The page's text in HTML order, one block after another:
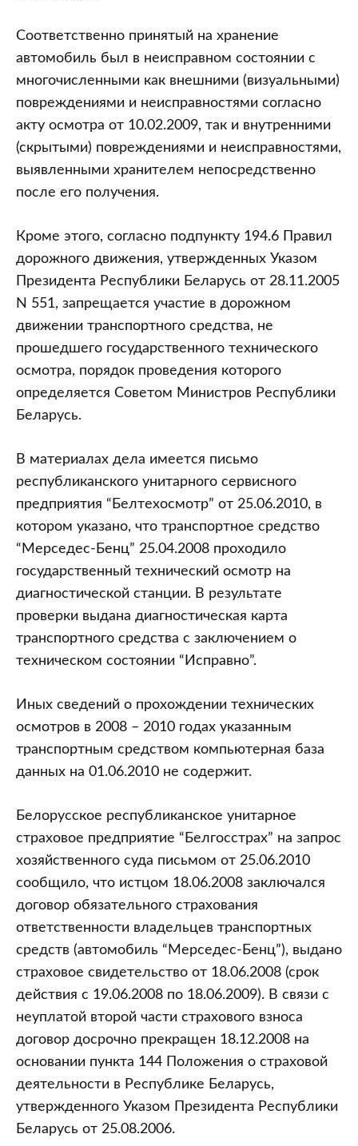
Соответственно принятый на хранение
автомобиль был в неисправном состоянии с
многочисленными как внешними (визуальными)
повреждениями и неисправностями согласно
акту осмотра от 10.02.2009, так и внутренними
(скрытыми) повреждениями и неисправностями,
выявленными хранителем непосредственно
после его получения.
Кроме этого, согласно подпункту 194.6 Правил
дорожного движения, утвержденных Указом
Президента Республики Беларусь от 28.11.2005
N 551, запрещается участие в дорожном
движении транспортного средства, не
прошедшего государственного технического
осмотра, порядок проведения которого
определяется Советом Министров Республики
Беларусь.
В материалах дела имеется письмо
республиканского унитарного сервисного
предприятия “Белтехосмотр” от 25.06.2010, в
котором указано, что транспортное средство
“Мерседес-Бенц” 25.04.2008 проходило
государственный технический осмотр на
диагностической станции. В результате
проверки выдана диагностическая карта
транспортного средства с заключением о
техническом состоянии “Исправно”.
Иных сведений о прохождении технических
осмотров в 2008 – 2010 годах указанным
транспортным средством компьютерная база
данных на 01.06.2010 не содержит.
Белорусское республиканское унитарное
страховое предприятие “Белгосстрах” на запрос
хозяйственного суда письмом от 25.06.2010
сообщило, что истцом 18.06.2008 заключался
договор обязательного страхования
ответственности владельцев транспортных
средств (автомобиль “Мерседес-Бенц”), выдано
страховое свидетельство от 18.06.2008 (срок
действия с 19.06.2008 по 18.06.2009). В связи с
неуплатой второй части страхового взноса
договор досрочно прекращен 18.12.2008 на
основании пункта 144 Положения о страховой
деятельности в Республике Беларусь,
утвержденного Указом Президента Республики
Беларусь от 25.08.2006.